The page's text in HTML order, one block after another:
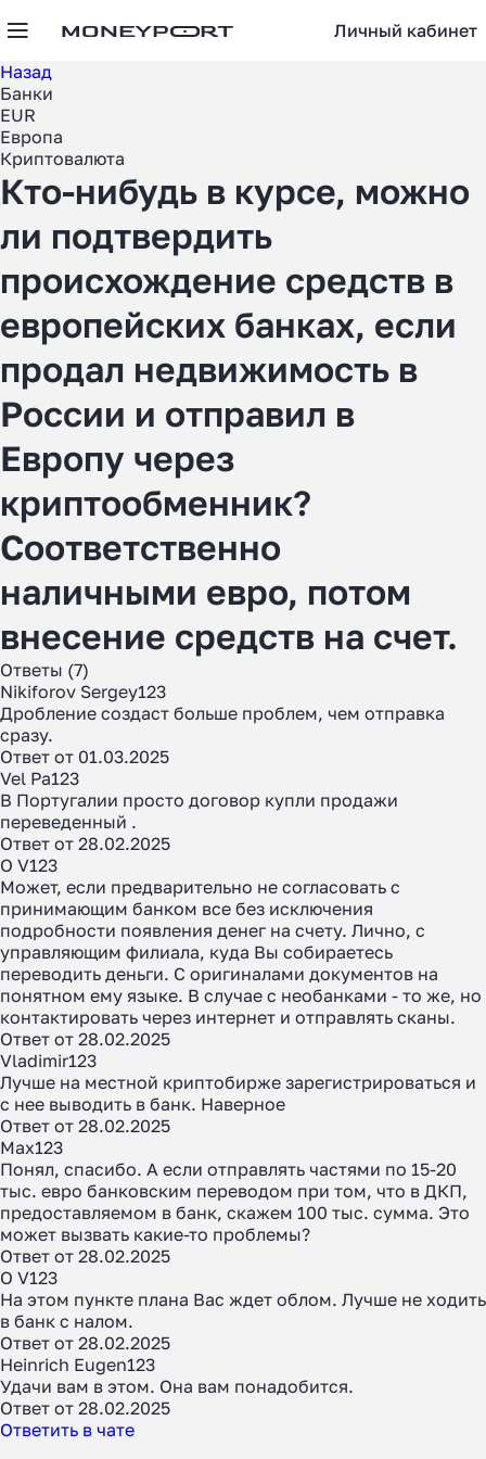
Личный кабинет
Назад
Банки
EUR
Европа
Криптовалюта
Кто-нибудь в курсе, можно
ли подтвердить
происхождение средств в
европейских банках, если
продал недвижимость в
России и отправил в
Европу через
криптообменник?
Соответственно
наличными евро, потом
внесение средств на счет.
Ответы (7)
Nikiforov Sergey123
Дробление создаст больше проблем, чем отправка
сразу.
Ответ от 01.03.2025
Vel Pa123
В Португалии просто договор купли продажи
переведенный .
Ответ от 28.02.2025
O V123
Может, если предварительно не согласовать с
принимающим банком все без исключения
подробности появления денег на счету. Лично, с
управляющим филиала, куда Вы собираетесь
переводить деньги. С оригиналами документов на
понятном ему языке. В случае с необанками - то же, но
контактировать через интернет и отправлять сканы.
Ответ от 28.02.2025
Vladimir123
Лучше на местной криптобирже зарегистрироваться и
с нее выводить в банк. Наверное
Ответ от 28.02.2025
Max123
Понял, спасибо. А если отправлять частями по 15-20
тыс. евро банковским переводом при том, что в ДКП,
предоставляемом в банк, скажем 100 тыс. сумма. Это
может вызвать какие-то проблемы?
Ответ от 28.02.2025
O V123
На этом пункте плана Вас ждет облом. Лучше не ходить
в банк с налом.
Ответ от 28.02.2025
Heinrich Eugen123
Удачи вам в этом. Она вам понадобится.
Ответ от 28.02.2025
Ответить в чате